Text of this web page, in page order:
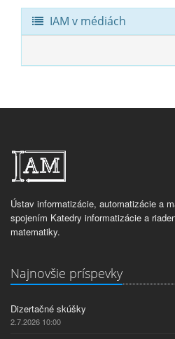
IAM v médiách
Ústav informatizácie, automatizácie a
spojením Katedry informatizácie a
matematiky.
Najnovšie príspevky
Dizertačné skúšky
2.7.2026 10:00